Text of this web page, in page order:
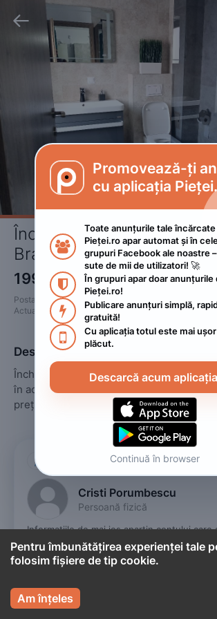

Închirieri in regim hotelier
Brasov
199 RON
Postat
2022. mai 27.
Actualizat
2022. iunie 26.
Descriere
Închirieri regim hotelier apartamente și
în aceeași clădire aproape de centrul
prețuri foarte bune începând de la două

Cristi Porumbescu
Persoană fizică
Informațiile de mai jos aparțin contului care
anunțul.

Promovează-ți
cu aplicația

Toate anunțurile tale încărcate
Pieței.ro apar automat și în
grupuri Facebook ale noastre
sute de mii de utilizatori! 🚀

În grupuri apar doar anunțurile
Pieței.ro!

Publicare anunțuri simplă,
gratuită!

Cu aplicația totul este mai ușor
plăcut.
Descarcă acum
Continuă în browser
Pentru îmbunătățirea experienței tale
folosim fișiere de tip cookie.
Am înțeles